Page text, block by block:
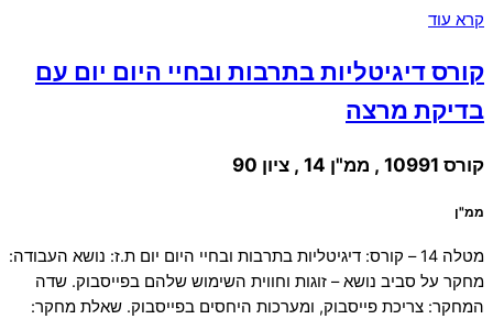
קרא עוד
קורס דיגיטליות בתרבות ובחיי היום יום עם
בדיקת מרצה
קורס 10991 , ממ"ן 14 , ציון 90
ממ"ן
מטלה 14 – קורס: דיגיטליות בתרבות ובחיי היום יום ת.ז: נושא העבודה:
מחקר על סביב נושא – זוגות וחווית השימוש שלהם בפייסבוק. שדה
המחקר: צריכת פייסבוק, ומערכות היחסים בפייסבוק. שאלת מחקר: